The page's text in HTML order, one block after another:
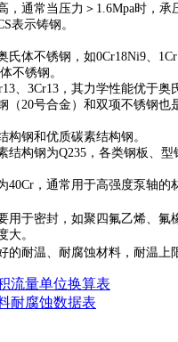
，通常当压力＞ 1.6Mpa时，承
表示铸钢。
氏体不锈钢，如0Cr18Ni9
不锈钢。
3Cr13 ，其力学性能优于
（ 20号合金）和双项不锈钢也
构钢和优质碳素结构钢。
结构钢为Q235 ，各类钢板、
40Cr ，通常用于高强度泵轴的
用于密封，如聚四氟乙烯、
大。
的耐温、耐腐蚀材料，耐温上
流量单位换算表
耐腐蚀数据表